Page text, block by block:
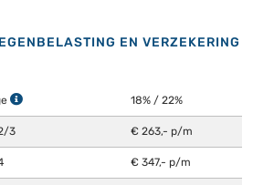
EN VERZEKERING
18% / 22%
3 € 263,- p/m
€ 347,- p/m